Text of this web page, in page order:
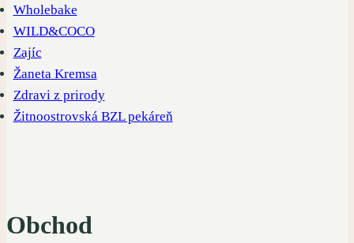
Wholebake
WILD&COCO
Zajíc
Žaneta Kremsa
Zdravi z prirody
Žitnoostrovská BZL pekáreň
Obchod